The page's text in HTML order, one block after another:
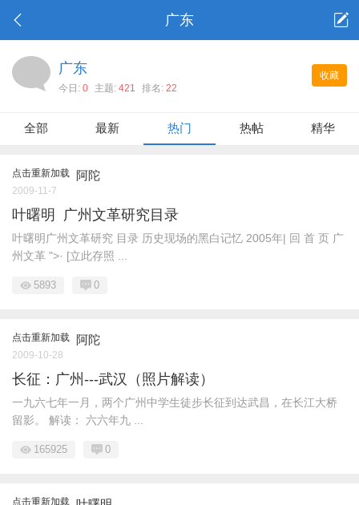
广东
收藏
广东
今日: 0 主题: 421 排名: 22
全部 最新 热门 热帖 精华
点击重新加载 阿陀
2009-11-7
叶曙明 广州文革研究目录
叶曙明广州文革研究 目录 历史现场的黑白记忆 2005年| 回 首 页 广
州文革 ">· [立此存照 ...
5893 0
点击重新加载 阿陀
2009-10-28
长征：广州---武汉（照片解读）
一九六七年一月，两个广州中学生徒步长征到达武昌，在长江大桥
留影。 解读： 六六年九 ...
165925 0
点击重新加载